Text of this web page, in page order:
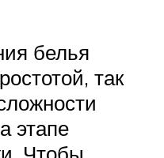
белья
так
этапе